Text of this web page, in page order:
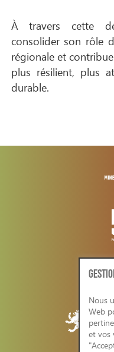
À travers cette
consolider son rôle
régionale et
plus résilient, plus
durable.
Nous
Web
et vos